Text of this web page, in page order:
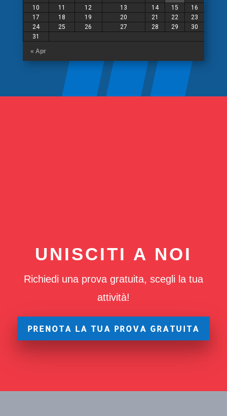
« Apr
10
11 12 13 14 15
16
17
18 19 20 21 22
23
24
25 26 27 28 29
30
31
UNISCITI A NOI
Richiedi una prova gratuita, scegli la tua
attività!
PRENOTA LA TUA PROVA GRATUITA